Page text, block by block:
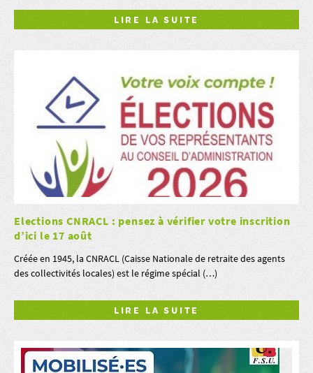
LIRE LA SUITE
Elections CNRACL : pensez à vérifier votre inscrition
d’ici le 17 août
Créée en 1945, la CNRACL (Caisse Nationale de retraite des agents
des collectivités locales) est le régime spécial (…)
LIRE LA SUITE